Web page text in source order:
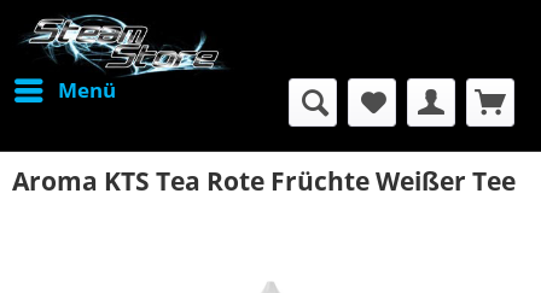
Menü
Aroma KTS Tea Rote Früchte Weißer Tee